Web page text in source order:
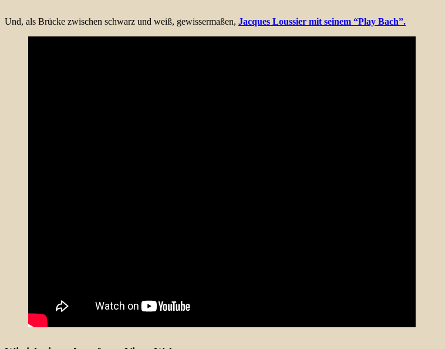
Und, als Brücke zwischen schwarz und weiß, gewissermaßen, Jacques Loussier mit seinem “Play Bach”.